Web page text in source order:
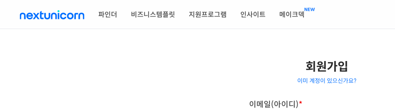
파인더 비즈니스템플릿 지원프로그램 인사이트 메이크덱
회원가입
이미 계정이 있으신가요?
이메일(아이디)*